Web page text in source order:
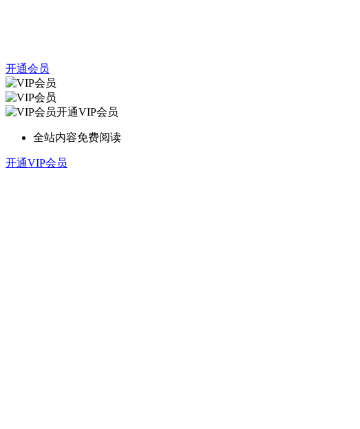
开通会员
开通VIP会员
全站内容免费阅读
开通VIP会员